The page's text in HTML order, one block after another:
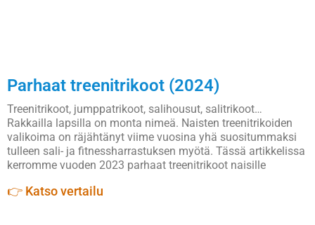
Parhaat treenitrikoot (2024)
Treenitrikoot, jumppatrikoot, salihousut, salitrikoot…
Rakkailla lapsilla on monta nimeä. Naisten treenitrikoiden
valikoima on räjähtänyt viime vuosina yhä suositummaksi
tulleen sali- ja fitnessharrastuksen myötä. Tässä artikkelissa
kerromme vuoden 2023 parhaat treenitrikoot naisille
👉 Katso vertailu